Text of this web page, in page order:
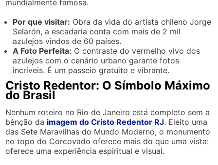
mundialmente famosa.
Por que visitar: Obra da vida do artista chileno Jorge
Selarón, a escadaria conta com mais de 2 mil
azulejos vindos de 60 países.
A Foto Perfeita: O contraste do vermelho vivo dos
azulejos com o cenário urbano garante fotos
incríveis. É um passeio gratuito e vibrante.
Cristo Redentor: O Símbolo Máximo
do Brasil
Nenhum roteiro no Rio de Janeiro está completo sem a
bênção da imagem do Cristo Redentor RJ. Eleito uma
das Sete Maravilhas do Mundo Moderno, o monumento
no topo do Corcovado oferece mais do que uma vista:
oferece uma experiência espiritual e visual.